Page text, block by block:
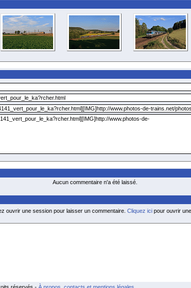
Aucun commentaire n'a été laissé.
ouvrir une session pour laisser un commentaire. Cliquez ici pour ouvrir